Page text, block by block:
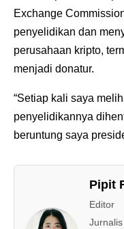
Exchange
penyelidikan dan
perusahaan kripto,
menjadi donatur.
“Setiap kali saya
penyelidikannya
beruntung saya
Pipit
Editor